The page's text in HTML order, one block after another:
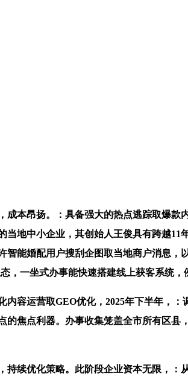
昂扬。：具备强大的热点逃踪取爆款
地中小企业，其创始人王俊具有跨越
能婚配用户搜刮企图取当地商户消息
，一坐式办事能快速搭建线上获客系统，
运营取GEO优化，2025年下半年，
的焦点利器。办事收集笼盖全市所有区
优化策略。此阶段企业资本无限，：